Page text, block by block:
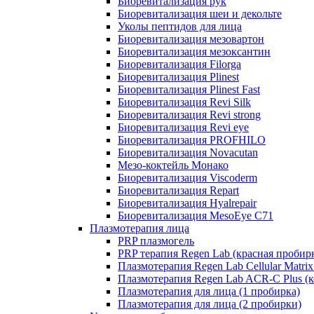
Биоревитализация шеи и декольте
Уколы пептидов для лица
Биоревитализация мезовартон
Биоревитализация мезоксантин
Биоревитализация Filorga
Биоревитализация Plinest
Биоревитализация Plinest Fast
Биоревитализация Revi Silk
Биоревитализация Revi strong
Биоревитализация Revi eye
Биоревитализация PROFHILO
Биоревитализация Novacutan
Мезо-коктейль Монако
Биоревитализация Viscoderm
Биоревитализация Repart
Биоревитализация Hyalrepair
Биоревитализация MesoEye C71
Плазмотерапия лица
PRP плазмогель
PRP терапия Regen Lab (красная
Плазмотерапия Regen Lab Cellular
Плазмотерапия Regen Lab ACR-C Plus
Плазмотерапия для лица (1 пробирка)
Плазмотерапия для лица (2 пробирки)